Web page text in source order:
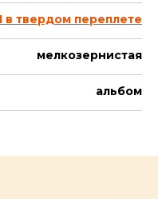
твердом переплете
мелкозернистая
альбом